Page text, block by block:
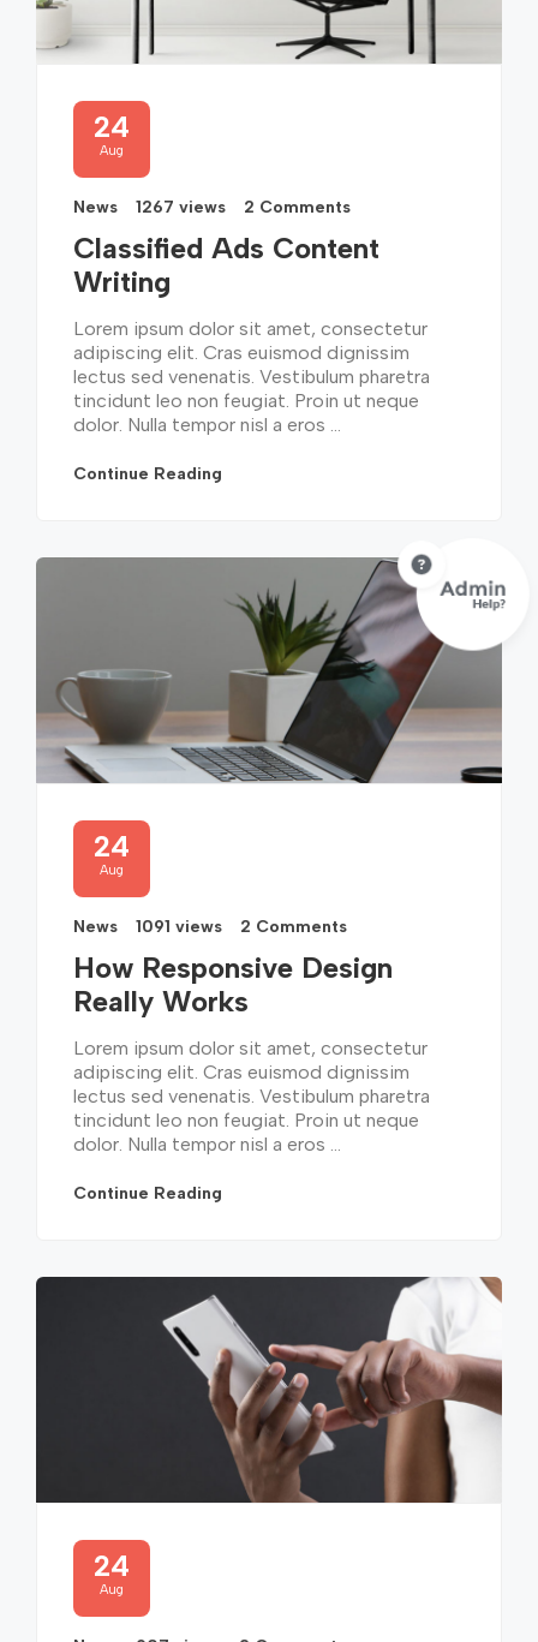
24
Aug
News 1267 views 2 Comments
Classified Ads Content
Writing
Lorem ipsum dolor sit amet, consectetur
adipiscing elit. Cras euismod dignissim
lectus sed venenatis. Vestibulum pharetra
tincidunt leo non feugiat. Proin ut neque
dolor. Nulla tempor nisl a eros ...
Continue Reading
24
Aug
News 1091 views 2 Comments
How Responsive Design
Really Works
Lorem ipsum dolor sit amet, consectetur
adipiscing elit. Cras euismod dignissim
lectus sed venenatis. Vestibulum pharetra
tincidunt leo non feugiat. Proin ut neque
dolor. Nulla tempor nisl a eros ...
Continue Reading
24
Aug